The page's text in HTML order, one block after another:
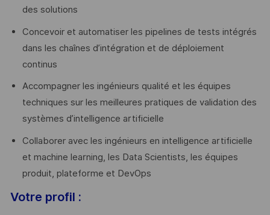
des solutions
Concevoir et automatiser les pipelines de tests intégrés
dans les chaînes d’intégration et de déploiement
continus
Accompagner les ingénieurs qualité et les équipes
techniques sur les meilleures pratiques de validation des
systèmes d’intelligence artificielle
Collaborer avec les ingénieurs en intelligence artificielle
et machine learning, les Data Scientists, les équipes
produit, plateforme et DevOps
Votre profil :